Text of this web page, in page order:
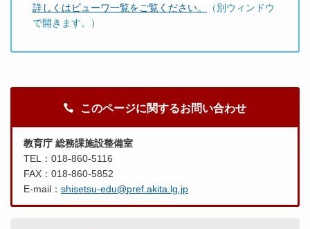
詳しくはビューワ一覧をご覧ください。
（別ウィンドウ
で開きます。）
このページに関するお問い合わせ
教育庁 総務課施設整備室
TEL：018-860-5116
FAX：018-860-5852
E-mail： shisetsu-edu@pref.akita.lg.jp